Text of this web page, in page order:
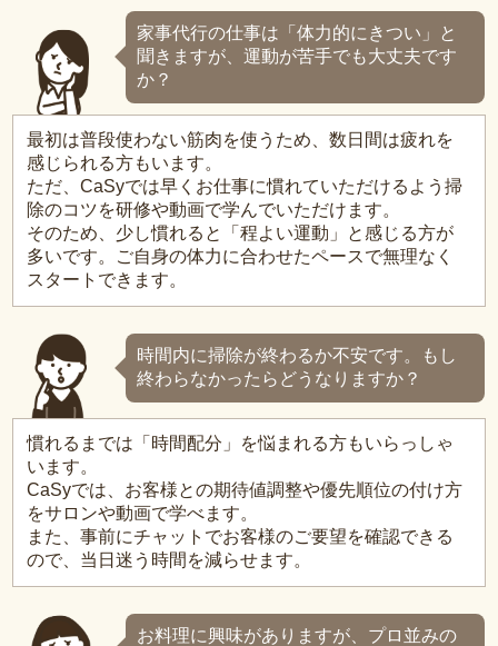
家事代行の仕事は「体力的にきつい」と
聞きますが、運動が苦手でも大丈夫です
か？
最初は普段使わない筋肉を使うため、数日間は疲れを
感じられる方もいます。
ただ、CaSyでは早くお仕事に慣れていただけるよう掃
除のコツを研修や動画で学んでいただけます。
そのため、少し慣れると「程よい運動」と感じる方が
多いです。ご自身の体力に合わせたペースで無理なく
スタートできます。
時間内に掃除が終わるか不安です。もし
終わらなかったらどうなりますか？
慣れるまでは「時間配分」を悩まれる方もいらっしゃ
います。
CaSyでは、お客様との期待値調整や優先順位の付け方
をサロンや動画で学べます。
また、事前にチャットでお客様のご要望を確認できる
ので、当日迷う時間を減らせます。
お料理に興味がありますが、プロ並みの